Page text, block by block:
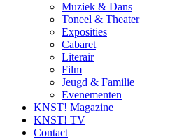
Muziek & Dans
Toneel & Theater
Exposities
Cabaret
Literair
Film
Jeugd & Familie
Evenementen
KNST! Magazine
KNST! TV
Contact